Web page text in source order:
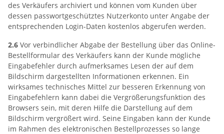
des Verkäufers archiviert und können vom Kunden über
dessen passwortgeschütztes Nutzerkonto unter Angabe der
entsprechenden Login-Daten kostenlos abgerufen werden.
2.6 Vor verbindlicher Abgabe der Bestellung über das Online-
Bestellformular des Verkäufers kann der Kunde mögliche
Eingabefehler durch aufmerksames Lesen der auf dem
Bildschirm dargestellten Informationen erkennen. Ein
wirksames technisches Mittel zur besseren Erkennung von
Eingabefehlern kann dabei die Vergrößerungsfunktion des
Browsers sein, mit deren Hilfe die Darstellung auf dem
Bildschirm vergrößert wird. Seine Eingaben kann der Kunde
im Rahmen des elektronischen Bestellprozesses so lange